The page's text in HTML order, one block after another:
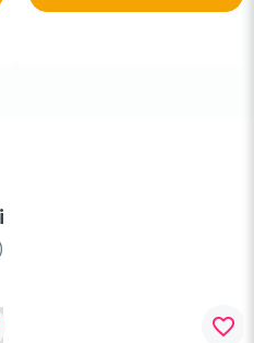
favorite_border